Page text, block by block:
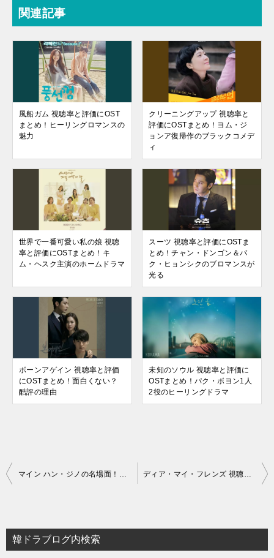
関連記事
風船ガム 視聴率と評価にOST
まとめ！ヒーリングロマンスの
魅力
クリーニングアップ 視聴率と
評価にOSTまとめ！ヨム・ジ
ョンア復帰作のブラックコメデ
ィ
世界で一番可愛い私の娘 視聴
率と評価にOSTまとめ！キ
ム・ヘスク主演のホームドラマ
スーツ 視聴率と評価にOSTま
とめ！チャン・ドンゴン＆パ
ク・ヒョンシクのブロマンスが
光る
ボーンアゲイン 視聴率と評価
にOSTまとめ！面白くない？
酷評の理由
未知のソウル 視聴率と評価に
OSTまとめ！パク・ボヨン1人
2役のヒーリングドラマ
投
ビ
ゲ
韓ドラブログ内検索